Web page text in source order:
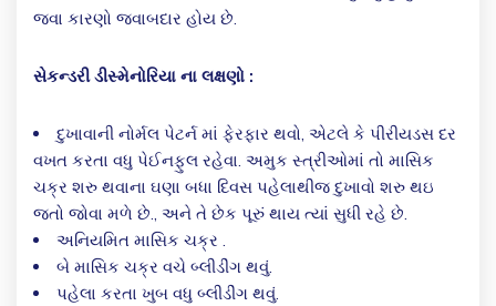
જવા કારણો જવાબદાર હોય છે.
સેકન્ડરી ડીસ્મેનોરિયા ના લક્ષણો :
દુખાવાની નોર્મલ પેટર્ન માં ફેરફાર થવો, એટલે કે પીરીયડસ દર
વખત કરતા વધુ પેઈનફુલ રહેવા. અમુક સ્ત્રીઓમાં તો માસિક
ચક્ર શરુ થવાના ઘણા બધા દિવસ પહેલાથીજ દુખાવો શરુ થઇ
જતો જોવા મળે છે., અને તે છેક પૂરું થાય ત્યાં સુધી રહે છે.
અનિયમિત માસિક ચક્ર .
બે માસિક ચક્ર વચે બ્લીડીંગ થવું.
પહેલા કરતા ખુબ વધુ બ્લીડીંગ થવું.